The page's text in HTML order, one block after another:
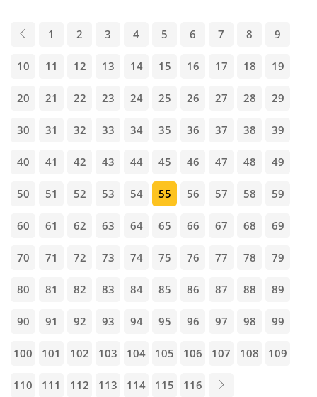
1 2 3 4 5 6 7 8 9
10 11 12 13 14 15 16 17 18 19
20 21 22 23 24 25 26 27 28 29
30 31 32 33 34 35 36 37 38 39
40 41 42 43 44 45 46 47 48 49
50 51 52 53 54 55 56 57 58 59
60 61 62 63 64 65 66 67 68 69
70 71 72 73 74 75 76 77 78 79
80 81 82 83 84 85 86 87 88 89
90 91 92 93 94 95 96 97 98 99
100 101 102 103 104 105 106 107 108 109
110 111 112 113 114 115 116